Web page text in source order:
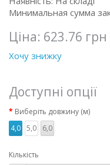
Минимальная сумма
Ціна: 623.76 грн
Хочу знижку
Доступні опції
Виберіть довжину (м)
4,0 5,0 6,0
Кількість